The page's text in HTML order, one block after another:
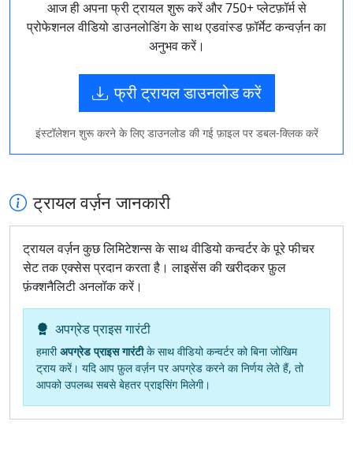
आज ही अपना फ्री ट्रायल शुरू करें और 750+ प्लेटफ़ॉर्म से
प्रोफेशनल वीडियो डाउनलोडिंग के साथ एडवांस्ड फ़ॉर्मेट कन्वर्ज़न का
अनुभव करें।
फ्री ट्रायल डाउनलोड करें
इंस्टॉलेशन शुरू करने के लिए डाउनलोड की गई फ़ाइल पर डबल‑क्लिक करें
ट्रायल वर्ज़न जानकारी
ट्रायल वर्ज़न कुछ लिमिटेशन्स के साथ वीडियो कन्वर्टर के पूरे फीचर
सेट तक एक्सेस प्रदान करता है। लाइसेंस की खरीदकर फ़ुल
फ़ंक्शनैलिटी अनलॉक करें।
अपग्रेड प्राइस गारंटी
हमारीअपग्रेड प्राइस गारंटीके साथ वीडियो कन्वर्टर को बिना जोखिम
ट्राय करें। यदि आप फ़ुल वर्ज़न पर अपग्रेड करने का निर्णय लेते हैं, तो
आपको उपलब्ध सबसे बेहतर प्राइसिंग मिलेगी।